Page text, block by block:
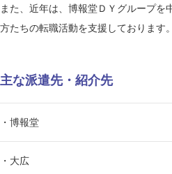
また、近年は、博報堂ＤＹグループ
方たちの転職活動を支援しております。
主な派遣先・紹介先
・博報堂
・大広